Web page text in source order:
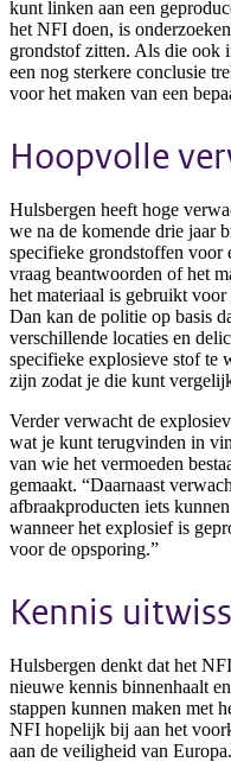
kunt linken aan een
het NFI doen, is
grondstof zitten. Als die ook
een nog sterkere conclusie
voor het maken van een
Hoopvolle
Hulsbergen heeft hoge
we na de komende drie jaar
specifieke grondstoffen voor
vraag beantwoorden of het
het materiaal is gebruikt
Dan kan de politie op basis
verschillende locaties en
specifieke explosieve stof te
zijn zodat je die kunt
Verder verwacht de
wat je kunt terugvinden in
van wie het vermoeden
gemaakt. “Daarnaast
afbraakproducten iets
wanneer het explosief is
voor de opsporing.”
Kennis
Hulsbergen denkt dat het
nieuwe kennis binnenhaalt
stappen kunnen maken met
NFI hopelijk bij aan het
aan de veiligheid van